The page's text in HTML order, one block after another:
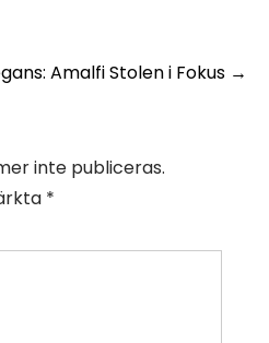
Amalfi Stolen i Fokus →
inte publiceras.
*